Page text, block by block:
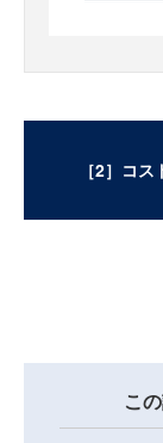
［2］コ
こ